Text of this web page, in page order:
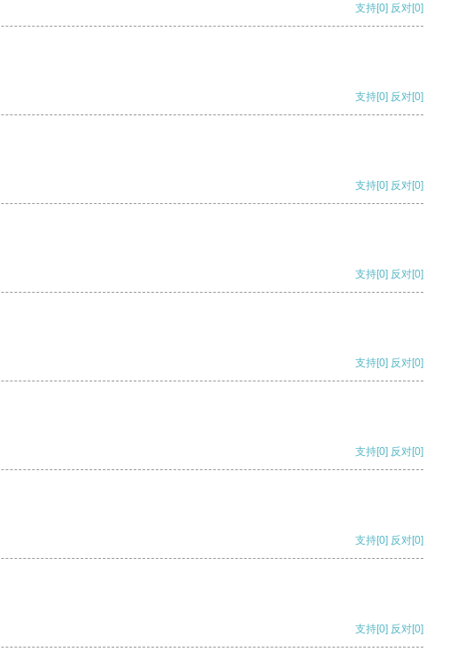
支持[0] 反对[0]
支持[0] 反对[0]
支持[0] 反对[0]
支持[0] 反对[0]
支持[0] 反对[0]
支持[0] 反对[0]
支持[0] 反对[0]
支持[0] 反对[0]